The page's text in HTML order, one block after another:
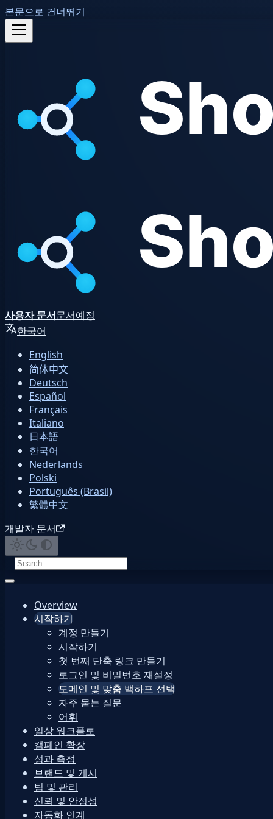
본문으로 건너뛰기
사용자 문서문서예정
한국어
English
简体中文
Deutsch
Español
Français
Italiano
日本語
한국어
Nederlands
Polski
Português (Brasil)
繁體中文
개발자 문서
Overview
시작하기
계정 만들기
시작하기
첫 번째 단축 링크 만들기
로그인 및 비밀번호 재설정
도메인 및 맞춤 백하프 선택
자주 묻는 질문
어휘
일상 워크플로
캠페인 확장
성과 측정
브랜드 및 게시
팀 및 관리
신뢰 및 안정성
자동화 인계